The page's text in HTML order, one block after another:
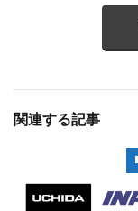
関連する記事